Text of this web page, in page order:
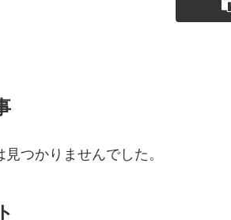
見つかりませんでした。